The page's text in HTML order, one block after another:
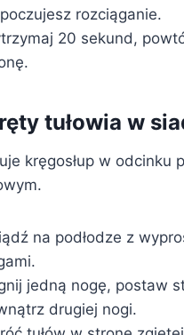
rozciąganie.
20 sekund,
tułowia w
kręgosłup w odcinku
na podłodze z
jedną nogę, postaw
drugiej nogi.